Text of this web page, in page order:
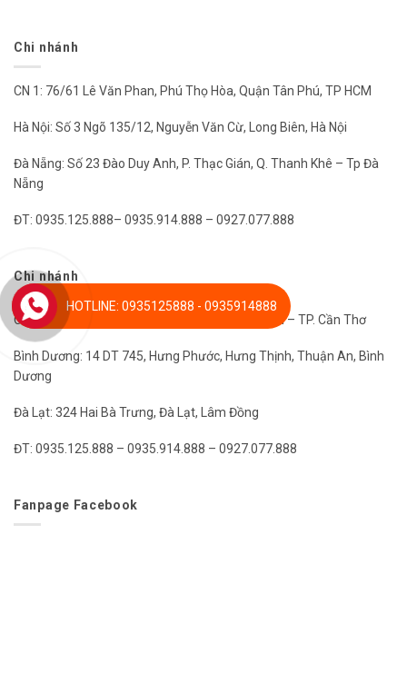
Chi nhánh
CN 1: 76/61 Lê Văn Phan, Phú Thọ Hòa, Quận Tân Phú, TP HCM
Hà Nội: Số 3 Ngõ 135/12, Nguyễn Văn Cừ, Long Biên, Hà Nội
Đà Nẵng: Số 23 Đào Duy Anh, P. Thạc Gián, Q. Thanh Khê – Tp Đà
Nẵng
ĐT: 0935.125.888– 0935.914.888 – 0927.077.888
Chi nhánh
Cần Thơ: 13 Đường 21, P. An Khánh, Q. Ninh Kiều – TP. Cần Thơ
Bình Dương: 14 DT 745, Hưng Phước, Hưng Thịnh, Thuận An, Bình
Dương
Đà Lạt: 324 Hai Bà Trưng, Đà Lạt, Lâm Đồng
ĐT: 0935.125.888 – 0935.914.888 – 0927.077.888
Fanpage Facebook
HOTLINE: 0935125888 - 0935914888